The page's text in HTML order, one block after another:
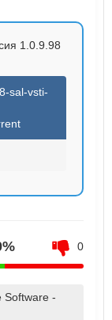
1.0.9.98
sal-vsti-
0
Software -